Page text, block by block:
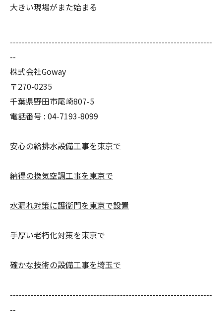
大きい現場がまた始まる
--------------------------------------------------------------------
--
株式会社Goway
〒270-0235
千葉県野田市尾崎807-5
電話番号 : 04-7193-8099
安心の給排水設備工事を東京で
納得の換気空調工事を東京で
水漏れ対策に護衛門を東京で設置
手厚い老朽化対策を東京で
確かな技術の設備工事を埼玉で
--------------------------------------------------------------------
--